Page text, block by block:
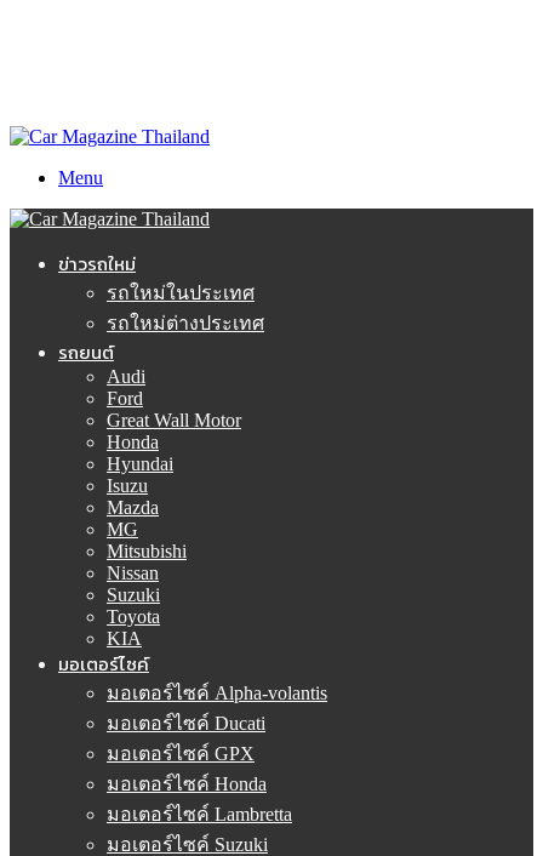
Menu
ข่าวรถใหม่
รถใหม่ในประเทศ
รถใหม่ต่างประเทศ
รถยนต์
Audi
Ford
Great Wall Motor
Honda
Hyundai
Isuzu
Mazda
MG
Mitsubishi
Nissan
Suzuki
Toyota
KIA
มอเตอร์ไซค์
มอเตอร์ไซค์ Alpha-volantis
มอเตอร์ไซค์ Ducati
มอเตอร์ไซค์ GPX
มอเตอร์ไซค์ Honda
มอเตอร์ไซค์ Lambretta
มอเตอร์ไซค์ Suzuki